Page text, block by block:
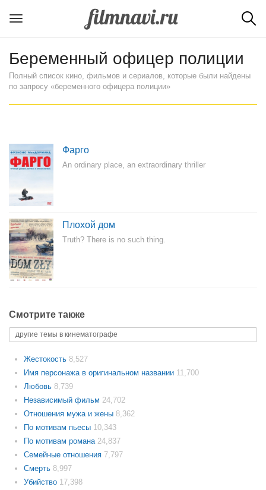
Беременный офицер полиции
Полный список кино, фильмов и сериалов, которые были найдены
по запросу «беременного офицера полиции»
Фарго
An ordinary place, an extraordinary thriller
Плохой дом
Truth? There is no such thing.
Смотрите также
другие темы в кинематографе
Жестокость 8,527
Имя персонажа в оригинальном названии 11,700
Любовь 8,739
Независимый фильм 24,702
Отношения мужа и жены 8,362
По мотивам пьесы 10,343
По мотивам романа 24,837
Семейные отношения 7,797
Смерть 8,997
Убийство 17,398